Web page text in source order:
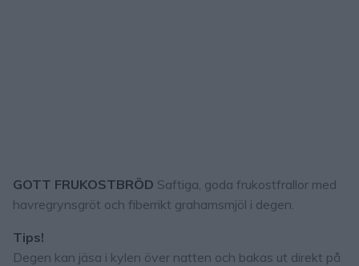
GOTT FRUKOSTBRÖD Saftiga, goda frukostfrallor med
havregrynsgröt och fiberrikt grahamsmjöl i degen.
Tips!
Degen kan jäsa i kylen över natten och bakas ut direkt på